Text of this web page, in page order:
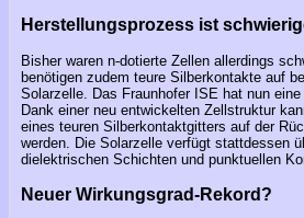
Herstellungsprozess ist
Bisher waren n-dotierte Zellen allerdings
benötigen zudem teure Silberkontakte auf
Solarzelle. Das Fraunhofer ISE hat nun
Dank einer neu entwickelten Zellstruktur
eines teuren Silberkontaktgitters auf der
werden. Die Solarzelle verfügt stattdessen
dielektrischen Schichten und punktuellen
Neuer Wirkungsgrad-Rekord?